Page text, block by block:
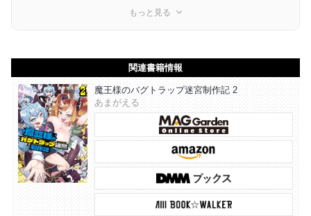
もっと見る
関連書籍情報
魔王様のバグトラップ迷宮制作記 2
あまがえる